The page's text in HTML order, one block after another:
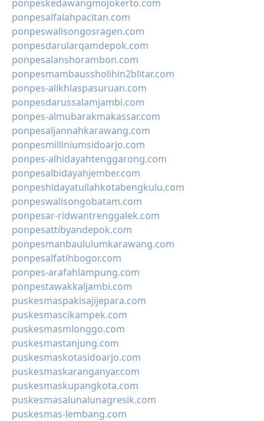
ponpeskedawangmojokerto.com
ponpesalfalahpacitan.com
ponpeswalisongosragen.com
ponpesdarularqamdepok.com
ponpesalanshorambon.com
ponpesmambaussholihin2blitar.com
ponpes-alikhlaspasuruan.com
ponpesdarussalamjambi.com
ponpes-almubarakmakassar.com
ponpesaljannahkarawang.com
ponpesmilliniumsidoarjo.com
ponpes-alhidayahtenggarong.com
ponpesalbidayahjember.com
ponpeshidayatullahkotabengkulu.com
ponpeswalisongobatam.com
ponpesar-ridwantrenggalek.com
ponpesattibyandepok.com
ponpesmanbaululumkarawang.com
ponpesalfatihbogor.com
ponpes-arafahlampung.com
ponpestawakkaljambi.com
puskesmaspakisajijepara.com
puskesmascikampek.com
puskesmasmlonggo.com
puskesmastanjung.com
puskesmaskotasidoarjo.com
puskesmaskaranganyar.com
puskesmaskupangkota.com
puskesmasalunalunagresik.com
puskesmas-lembang.com